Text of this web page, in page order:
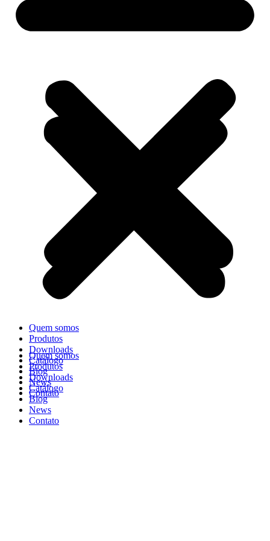
Quem somos
Produtos
Downloads
Catálogo
Blog
News
Contato
Quem somos
Produtos
Downloads
Catálogo
Blog
News
Contato